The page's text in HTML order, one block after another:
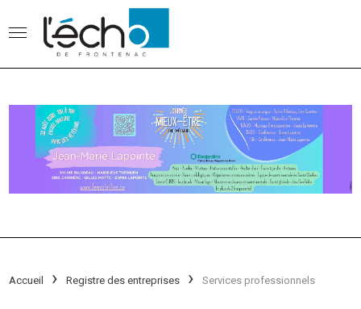
Accueil Registre des entreprises Services professionnels